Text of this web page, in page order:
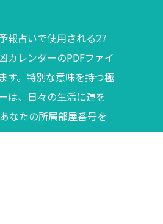
報占いで使用される27
カレンダーのPDFファイ
す。特別な意味を持つ極
は、日々の生活に運を
なたの所属部屋番号を
ください。